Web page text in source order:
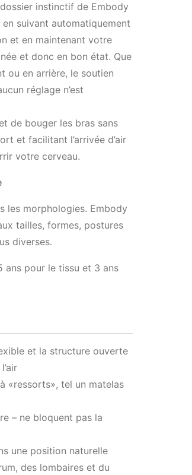
instinctif de Embody
en suivant automatiquement
et en maintenant votre
et donc en bon état. Que
ou en arrière, le soutien
réglage n’est
de bouger les bras sans
et facilitant l’arrivée d’air
votre cerveau.
les morphologies. Embody
tailles, formes, postures
diverses.
ans pour le tissu et 3 ans
et la structure ouverte
«ressorts», tel un matelas
– ne bloquent pas la
une position naturelle
des lombaires et du